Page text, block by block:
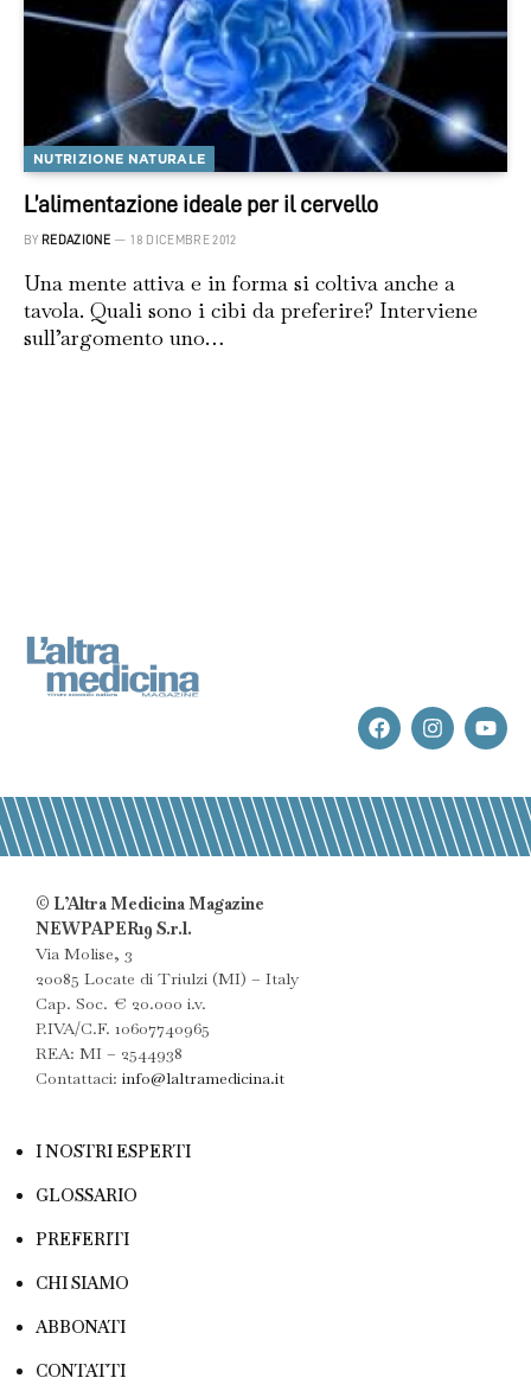
NUTRIZIONE NATURALE
L’alimentazione ideale per il cervello
BY REDAZIONE 18 DICEMBRE 2012
Una mente attiva e in forma si coltiva anche a
tavola. Quali sono i cibi da preferire? Interviene
sull’argomento uno…
© L’Altra Medicina Magazine
NEWPAPER19 S.r.l.
Via Molise, 3
20085 Locate di Triulzi (MI) – Italy
Cap. Soc. € 20.000 i.v.
P.IVA/C.F. 10607740965
REA: MI – 2544938
Contattaci: info@laltramedicina.it
I NOSTRI ESPERTI
GLOSSARIO
PREFERITI
CHI SIAMO
ABBONATI
CONTATTI